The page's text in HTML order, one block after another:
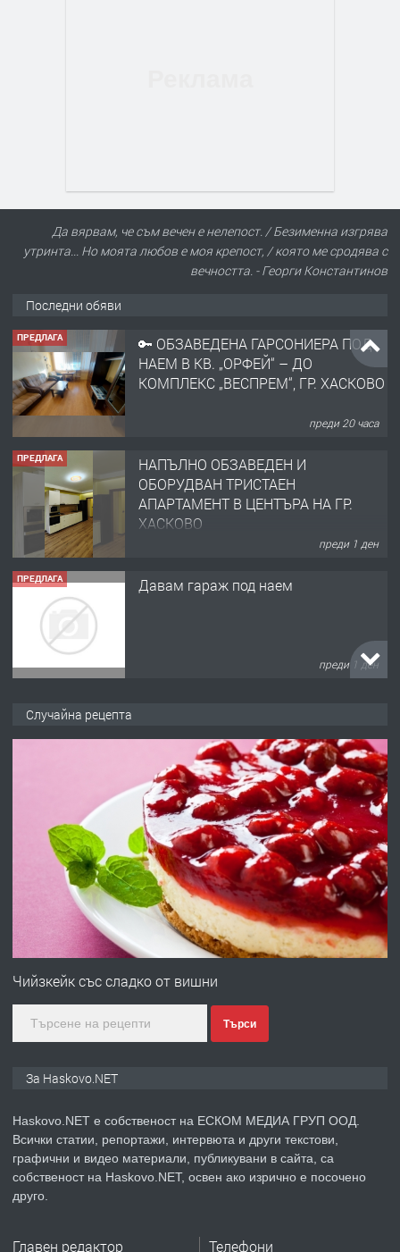
Да вярвам, че съм вечен е нелепост. / Безименна изгрява
утринта... Но моята любов е моя крепост, / която ме сродява с
вечността. - Георги Константинов
Последни обяви
ПРЕДЛАГА
🔑 ОБЗАВЕДЕНА ГАРСОНИЕРА ПОД
НАЕМ В КВ. „ОРФЕЙ“ – ДО
КОМПЛЕКС „ВЕСПРЕМ“, ГР. ХАСКОВО
преди 20 часа
ПРЕДЛАГА
НАПЪЛНО ОБЗАВЕДЕН И
ОБОРУДВАН ТРИСТАЕН
АПАРТАМЕНТ В ЦЕНТЪРА НА ГР.
ХАСКОВО
преди 1 ден
ПРЕДЛАГА Давам гараж под наем
преди 1 ден
градската градина!
преди 1 ден
ПРОСТОРЕН ТРИСТАЕН
АПАРТАМЕНТ В НОВА СГРАДА КВ.
КУБА
преди 2 дни
Продавам парцел в гр. Хасково кв.
асфалт 0889 537 426
преди 2 дни
ПРЕДЛАГА
№4119 Едностаен обзаведен
Случайна рецепта
Чийзкейк със сладко от вишни
Търси
За Haskovo.NET
Haskovo.NET е собственост на ЕСКОМ МЕДИА ГРУП ООД.
Всички статии, репортажи, интервюта и други текстови,
графични и видео материали, публикувани в сайта, са
собственост на Haskovo.NET, освен ако изрично е посочено
друго.
Главен редактор Телефони